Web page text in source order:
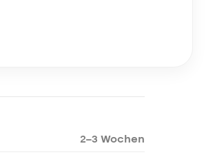
2–3 Wochen